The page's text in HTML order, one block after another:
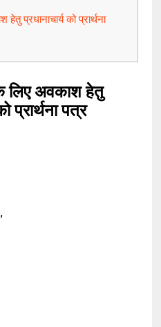
प्रधानाचार्य को प्रार्थना
लिए अवकाश हेतु
प्रार्थना पत्र